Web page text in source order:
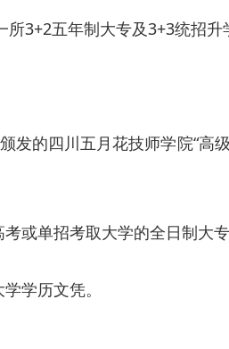
3+2五年制大专及3+3统招升
的四川五月花技师学院“高
或单招考取大学的全日制大专
学历文凭。